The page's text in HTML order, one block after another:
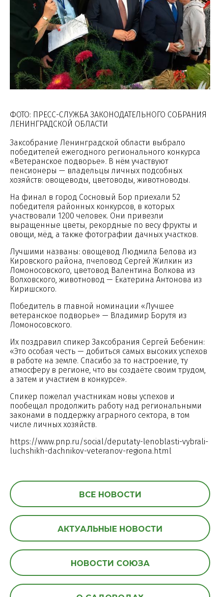
ФОТО: ПРЕСС-СЛУЖБА ЗАКОНОДАТЕЛЬНОГО СОБРАНИЯ
ЛЕНИНГРАДСКОЙ ОБЛАСТИ
Заксобрание Ленинградской области выбрало
победителей ежегодного регионального конкурса
«Ветеранское подворье». В нём участвуют
пенсионеры — владельцы личных подсобных
хозяйств: овощеводы, цветоводы, животноводы.
На финал в город Сосновый Бор приехали 52
победителя районных конкурсов, в которых
участвовали 1200 человек. Они привезли
выращенные цветы, рекордные по весу фрукты и
овощи, мёд, а также фотографии дачных участков.
Лучшими названы: овощевод Людмила Белова из
Кировского района, пчеловод Сергей Жилкин из
Ломоносовского, цветовод Валентина Волкова из
Волховского, животновод — Екатерина Антонова из
Киришского.
Победитель в главной номинации «Лучшее
ветеранское подворье» — Владимир Борутя из
Ломоносовского.
Их поздравил спикер Заксобрания Сергей Бебенин:
«Это особая честь — добиться самых высоких успехов
в работе на земле. Спасибо за то настроение, ту
атмосферу в регионе, что вы создаёте своим трудом,
а затем и участием в конкурсе».
Спикер пожелал участникам новы успехов и
пообещал продолжить работу над региональными
законами в поддержку аграрного сектора, в том
числе личных хозяйств.
https://www.pnp.ru/social/deputaty-lenoblasti-vybrali-
luchshikh-dachnikov-veteranov-regiona.html
ВСЕ НОВОСТИ
АКТУАЛЬНЫЕ НОВОСТИ
НОВОСТИ СОЮЗА